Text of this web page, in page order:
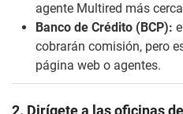
agente Multired más
Banco de Crédito (BCP):
cobrarán comisión, pero
página web o agentes.
2. Dirígete a las oficinas